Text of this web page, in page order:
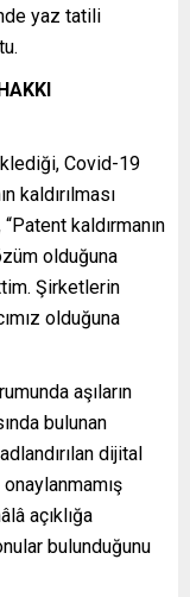
yaz tatili
Covid-19
kaldırılması
kaldırmanın
olduğuna
Şirketlerin
olduğuna
aşıların
bulunan
dijital
açıklığa
bulunduğunu